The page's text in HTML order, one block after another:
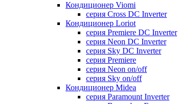
Кондиционер Viomi
серия Cross DC Inverter
Кондиционер Loriot
серия Premiere DC Inverter
серия Neon DC Inverter
серия Sky DC Inverter
серия Premiere
серия Neon on/off
серия Sky on/off
Кондиционер Midea
серия Paramount Inverter